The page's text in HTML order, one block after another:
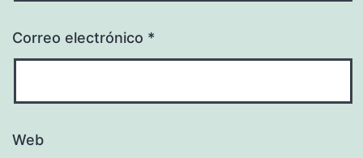
Correo electrónico *
Web